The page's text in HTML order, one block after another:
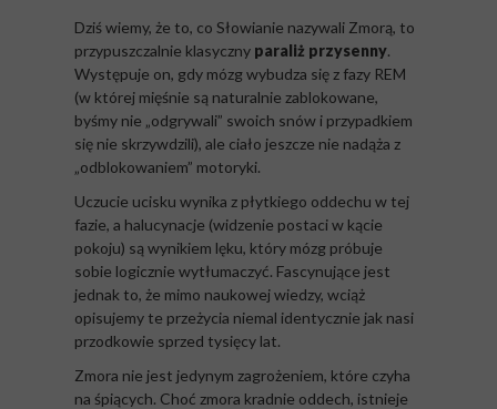
Dziś wiemy, że to, co Słowianie nazywali Zmorą, to
przypuszczalnie klasyczny paraliż przysenny.
Występuje on, gdy mózg wybudza się z fazy REM
(w której mięśnie są naturalnie zablokowane,
byśmy nie „odgrywali” swoich snów i przypadkiem
się nie skrzywdzili), ale ciało jeszcze nie nadąża z
„odblokowaniem” motoryki.
Uczucie ucisku wynika z płytkiego oddechu w tej
fazie, a halucynacje (widzenie postaci w kącie
pokoju) są wynikiem lęku, który mózg próbuje
sobie logicznie wytłumaczyć. Fascynujące jest
jednak to, że mimo naukowej wiedzy, wciąż
opisujemy te przeżycia niemal identycznie jak nasi
przodkowie sprzed tysięcy lat.
Zmora nie jest jedynym zagrożeniem, które czyha
na śpiących. Choć zmora kradnie oddech, istnieje